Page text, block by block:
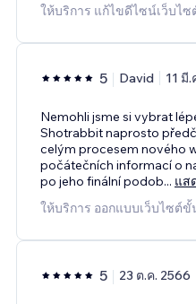
ให้บริการ แก้ไขดีไซน์เว็บไซ
5 David 11 มี
Nemohli jsme si vybrat
Shotrabbit naprosto
celým procesem nového
počátečních informací o
po jeho finální podob... แส
ให้บริการ ออกแบบเว็บไซต์ขั้
5 23 ต.ค. 2566